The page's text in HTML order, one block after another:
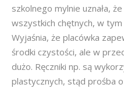
szkolnego mylnie uznała,
wszystkich chętnych, w
Wyjaśnia, że placówka
środki czystości, ale w
dużo. Ręczniki np. są
plastycznych, stąd prośba